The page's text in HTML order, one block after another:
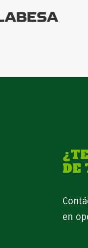
DE
en